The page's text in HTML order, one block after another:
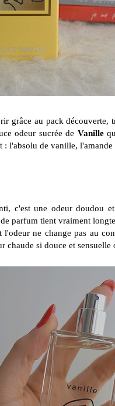
grâce au pack
odeur sucrée de Vanille
l'absolu de vanille, l'amande
c'est une odeur doudou
parfum tient vraiment
ne change pas au
chaude si douce et sensuelle